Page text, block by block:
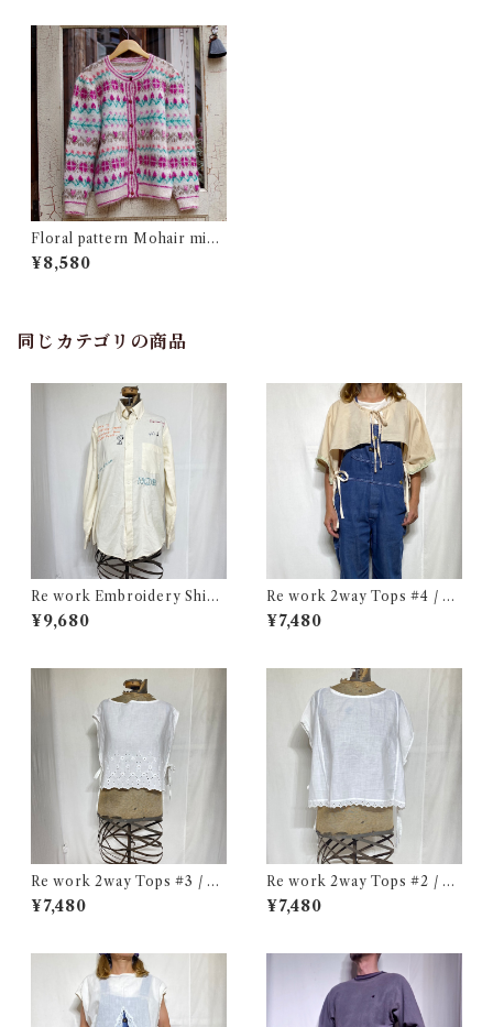
Floral pattern Mohair mix
Cardigan Sweater / 花柄 モ
ヘア ミックス カーディガン セ
¥8,580
同じカテゴリの商品
Re work Embroidery Shirt
/ リワーク ハンド刺繍入り シ
ャツ 古着
¥9,680
Re work 2way Tops #4 / リ
ワーク 2way トップス 古着
¥7,480
Re work 2way Tops #3 / リ
ワーク 2way トップス 古着
¥7,480
Re work 2way Tops #2 / リ
ワーク 2way トップス 古着
¥7,480